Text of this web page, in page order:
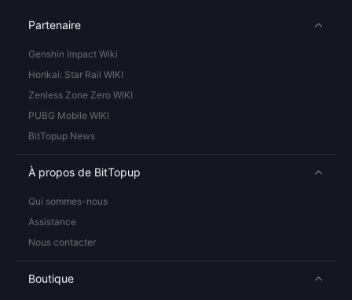
Partenaire
Genshin Impact Wiki
Honkai: Star Rail WIKI
Zenless Zone Zero WIKI
PUBG Mobile WIKI
BitTopup News
À propos de BitTopup
Qui sommes-nous
Assistance
Nous contacter
Boutique